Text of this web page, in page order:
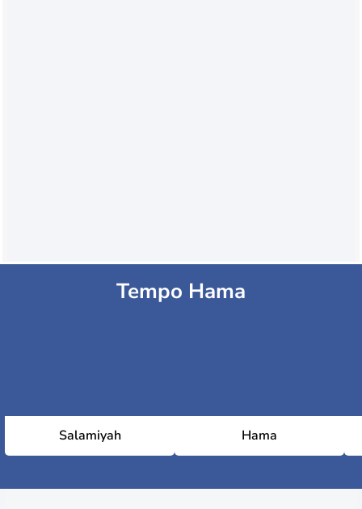
Tempo Hama
Salamiyah Hama